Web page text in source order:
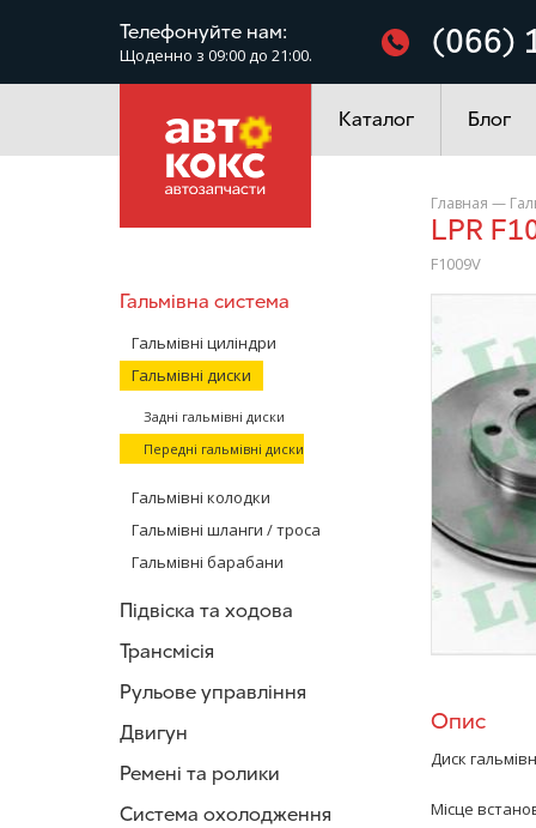
Телефонуйте нам:
Щоденно з 09:00 до 21:00. (066)
Каталог
Електроустаткування
Блог
Гальмівна система
Гальмівні циліндри
Гальмівні диски
Задні гальмівні диски
Передні гальмівні диски
Гальмівні колодки
Гальмівні шланги / троса
Гальмівні барабани
Підвіска та ходова
Трансмісія
Рульове управління
Двигун
Ремені та ролики
Система охолодження
Главная —
LPR
F1009V
Опис
Диск
Місце